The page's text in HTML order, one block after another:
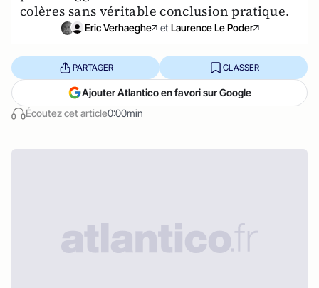
colères sans véritable conclusion pratique.
Eric Verhaeghe et Laurence Le Poder
Écoutez cet article0:00min
PARTAGER CLASSER
Ajouter Atlantico en favori sur Google